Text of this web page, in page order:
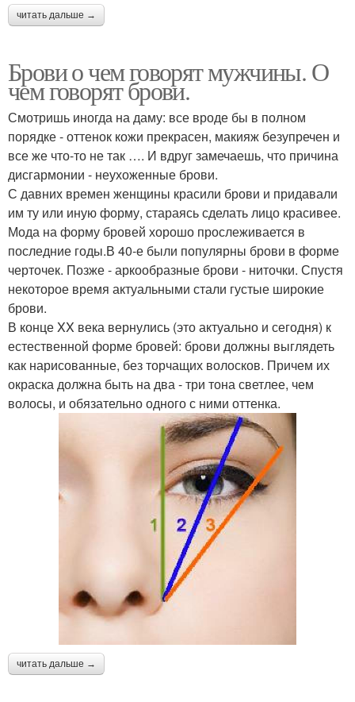
читать дальше →
Брови о чем говорят мужчины. О
чем говорят брови.
Смотришь иногда на даму: все вроде бы в полном
порядке - оттенок кожи прекрасен, макияж безупречен и
все же что-то не так …. И вдруг замечаешь, что причина
дисгармонии - неухоженные брови.
С давних времен женщины красили брови и придавали
им ту или иную форму, стараясь сделать лицо красивее.
Мода на форму бровей хорошо прослеживается в
последние годы.В 40-е были популярны брови в форме
черточек. Позже - аркообразные брови - ниточки. Спустя
некоторое время актуальными стали густые широкие
брови.
В конце XX века вернулись (это актуально и сегодня) к
естественной форме бровей: брови должны выглядеть
как нарисованные, без торчащих волосков. Причем их
окраска должна быть на два - три тона светлее, чем
волосы, и обязательно одного с ними оттенка.
читать дальше →